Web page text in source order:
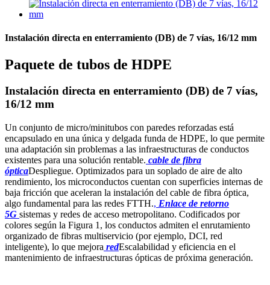
Instalación directa en enterramiento (DB) de 7 vías, 16/12 mm
Paquete de tubos de HDPE
Instalación directa en enterramiento (DB) de 7 vías,
16/12 mm
Un conjunto de micro/minitubos con paredes reforzadas está
encapsulado en una única y delgada funda de HDPE, lo que permite
una adaptación sin problemas a las infraestructuras de conductos
existentes para una solución rentable. cable de fibra
ópticaDespliegue. Optimizados para un soplado de aire de alto
rendimiento, los microconductos cuentan con superficies internas de
baja fricción que aceleran la instalación del cable de fibra óptica,
algo fundamental para las redes FTTH., Enlace de retorno
5G sistemas y redes de acceso metropolitano. Codificados por
colores según la Figura 1, los conductos admiten el enrutamiento
organizado de fibras multiservicio (por ejemplo, DCI, red
inteligente), lo que mejora redEscalabilidad y eficiencia en el
mantenimiento de infraestructuras ópticas de próxima generación.